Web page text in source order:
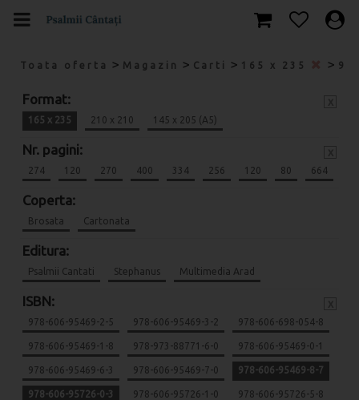
Toata oferta > Magazin > Carti > 165 x 235 >
Format:
165 x 235 210 x 210 145 x 205 (A5)
Nr. pagini:
274 120 270 400 334 256 120 80 664
Coperta:
Brosata Cartonata
Editura:
Psalmii Cantati Stephanus Multimedia Arad
ISBN:
978-606-95469-2-5 978-606-95469-3-2 978-606-698-054-8
978-606-95469-1-8 978-973-88771-6-0 978-606-95469-0-1
978-606-95469-6-3 978-606-95469-7-0 978-606-95469-8-7
978-606-95726-0-3 978-606-95726-1-0 978-606-95726-5-8